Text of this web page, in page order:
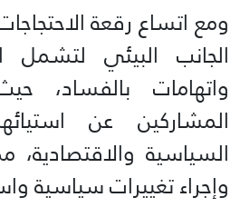
ومع اتساع رقعة
الجانب البيئي لتشمل
واتهامات بالفساد،
المشاركين عن
السياسية والاقتصادية،
وإجراء تغييرات سياسية